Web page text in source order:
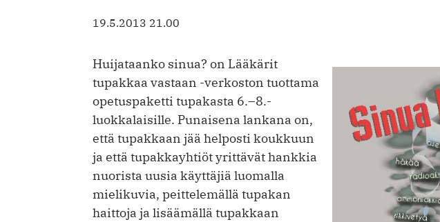
19.5.2013 21.00
Huijataanko sinua? on Lääkärit
tupakkaa vastaan -verkoston tuottama
opetuspaketti tupakasta 6.–8.-
luokkalaisille. Punaisena lankana on,
että tupakkaan jää helposti koukkuun
ja että tupakkayhtiöt yrittävät hankkia
nuorista uusia käyttäjiä luomalla
mielikuvia, peittelemällä tupakan
haittoja ja lisäämällä tupakkaan